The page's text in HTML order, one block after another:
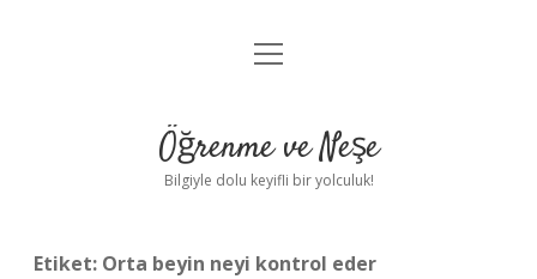
Anasayfa
Yasal Uyarı
menüyü
Öğrenme ve Neşe
Bilgiyle dolu keyifli bir yolculuk!
Etiket: Orta beyin neyi kontrol eder